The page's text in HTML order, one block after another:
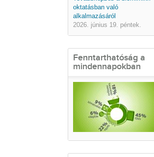
oktatásban való
alkalmazásáról
2026. június 19. péntek.
Fenntarthatóság a
mindennapokban